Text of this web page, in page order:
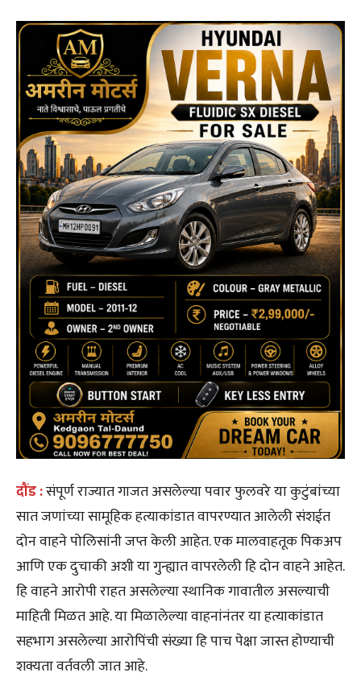
दौंड :संपूर्ण राज्यात गाजत असलेल्या पवार फुलवरे या कुटुंबांच्या
सात जणांच्या सामूहिक हत्याकांडात वापरण्यात आलेली संशईत
दोन वाहने पोलिसांनी जप्त केली आहेत. एक मालवाहतूक पिकअप
आणि एक दुचाकी अशी या गुन्ह्यात वापरलेली हि दोन वाहने आहेत.
हि वाहने आरोपी राहत असलेल्या स्थानिक गावातील असल्याची
माहिती मिळत आहे. या मिळालेल्या वाहनांनंतर या हत्याकांडात
सहभाग असलेल्या आरोपिंची संख्या हि पाच पेक्षा जास्त होण्याची
शक्यता वर्तवली जात आहे.